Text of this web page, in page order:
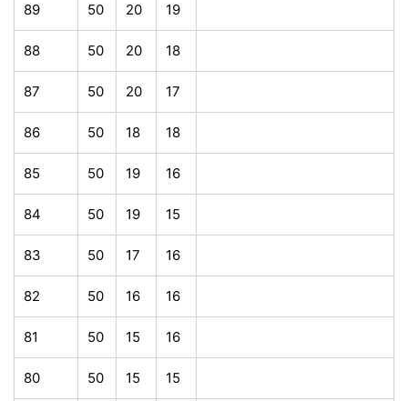
89 50 20 19
88 50 20 18
87 50 20 17
86 50 18 18
85 50 19 16
84 50 19 15
83 50 17 16
82 50 16 16
81 50 15 16
80 50 15 15